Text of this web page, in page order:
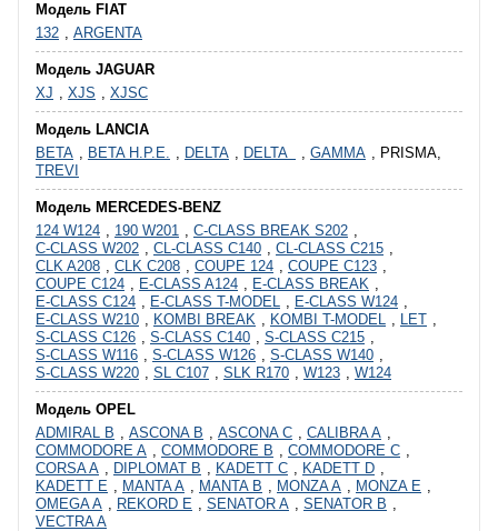
Модель FIAT
132 , ARGENTA
Модель JAGUAR
XJ , XJS , XJSC
Модель LANCIA
BETA , BETA H.P.E. , DELTA , DELTA , GAMMA , PRISMA,
TREVI
Модель MERCEDES-BENZ
124 W124 , 190 W201 , C-CLASS BREAK S202 ,
C-CLASS W202 , CL-CLASS C140 , CL-CLASS C215 ,
CLK A208 , CLK C208 , COUPE 124 , COUPE C123 ,
COUPE C124 , E-CLASS A124 , E-CLASS BREAK ,
E-CLASS C124 , E-CLASS T-MODEL , E-CLASS W124 ,
E-CLASS W210 , KOMBI BREAK , KOMBI T-MODEL , LET ,
S-CLASS C126 , S-CLASS C140 , S-CLASS C215 ,
S-CLASS W116 , S-CLASS W126 , S-CLASS W140 ,
S-CLASS W220 , SL C107 , SLK R170 , W123 , W124
Модель OPEL
ADMIRAL B , ASCONA B , ASCONA C , CALIBRA A ,
COMMODORE A , COMMODORE B , COMMODORE C ,
CORSA A , DIPLOMAT B , KADETT C , KADETT D ,
KADETT E , MANTA A , MANTA B , MONZA A , MONZA E ,
OMEGA A , REKORD E , SENATOR A , SENATOR B ,
VECTRA A